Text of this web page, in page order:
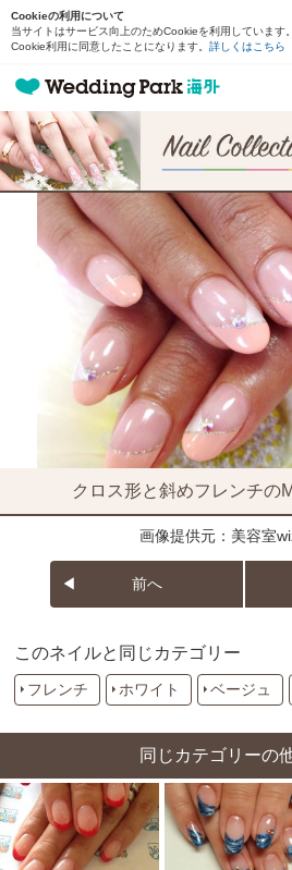
Cookieの利用について
当サイトはサービス向上のためCookieを利用しています
Cookie利用に同意したことになります。 詳しくはこちら
クロス形と斜めフレンチの
画像提供元：美容室
前へ
このネイルと同じカテゴリー
フレンチ ホワイト ベージュ
同じカテゴリーの